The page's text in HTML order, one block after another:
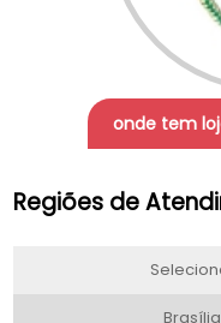
onde tem
Regiões de
Brasília